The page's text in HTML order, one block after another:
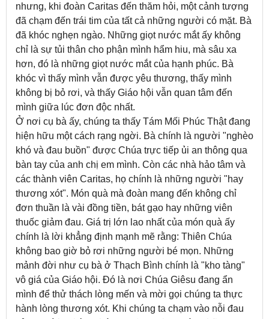
nhưng, khi đoàn Caritas đến thăm hỏi, một cảnh tượng
đã chạm đến trái tim của tất cả những người có mặt. Bà
đã khóc nghẹn ngào. Những giọt nước mắt ấy không
chỉ là sự tủi thân cho phận mình hẩm hiu, mà sâu xa
hơn, đó là những giọt nước mắt của hạnh phúc. Bà
khóc vì thấy mình vẫn được yêu thương, thấy mình
không bị bỏ rơi, và thấy Giáo hội vẫn quan tâm đến
mình giữa lúc đơn độc nhất.
Ở nơi cụ bà ấy, chúng ta thấy Tám Mối Phúc Thật đang
hiện hữu một cách rạng ngời. Bà chính là người "nghèo
khó và đau buồn" được Chúa trực tiếp ủi an thông qua
bàn tay của anh chị em mình. Còn các nhà hảo tâm và
các thành viên Caritas, họ chính là những người "hay
thương xót". Món quà mà đoàn mang đến không chỉ
đơn thuần là vài đồng tiền, bát gạo hay những viên
thuốc giảm đau. Giá trị lớn lao nhất của món quà ấy
chính là lời khẳng định mạnh mẽ rằng: Thiên Chúa
không bao giờ bỏ rơi những người bé mọn. Những
mảnh đời như cụ bà ở Thạch Bình chính là "kho tàng"
vô giá của Giáo hội. Đó là nơi Chúa Giêsu đang ẩn
mình để thử thách lòng mến và mời gọi chúng ta thực
hành lòng thương xót. Khi chúng ta chạm vào nỗi đau